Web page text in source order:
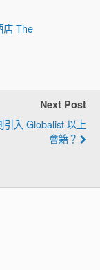
店 The
Next Post
引入 Globalist 以上
會籍？